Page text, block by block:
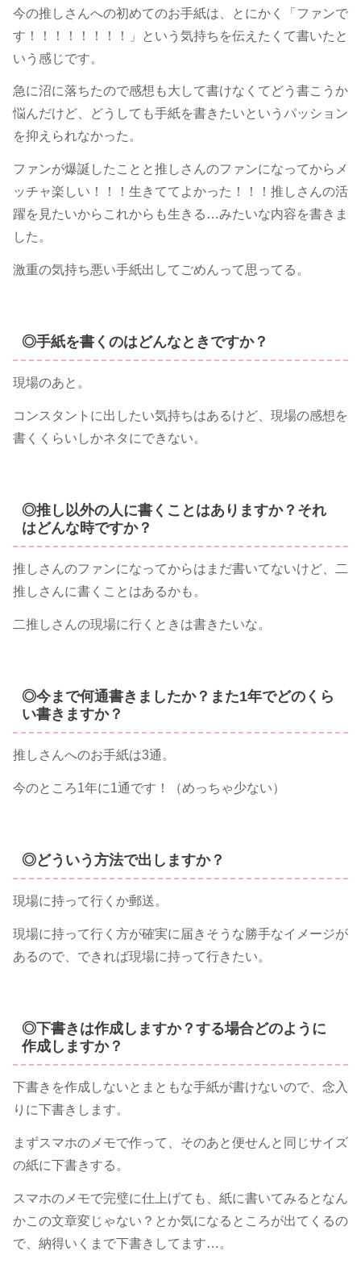
今の推しさんへの初めてのお手紙は、とにかく「ファンで
す！！！！！！！！」という気持ちを伝えたくて書いたと
いう感じです。
急に沼に落ちたので感想も大して書けなくてどう書こうか
悩んだけど、どうしても手紙を書きたいというパッション
を抑えられなかった。
ファンが爆誕したことと推しさんのファンになってからメ
ッチャ楽しい！！！生きててよかった！！！推しさんの活
躍を見たいからこれからも生きる…みたいな内容を書きま
した。
激重の気持ち悪い手紙出してごめんって思ってる。
◎手紙を書くのはどんなときですか？
現場のあと。
コンスタントに出したい気持ちはあるけど、現場の感想を
書くくらいしかネタにできない。
◎推し以外の人に書くことはありますか？それ
はどんな時ですか？
推しさんのファンになってからはまだ書いてないけど、二
推しさんに書くことはあるかも。
二推しさんの現場に行くときは書きたいな。
◎今まで何通書きましたか？また1年でどのくら
い書きますか？
推しさんへのお手紙は3通。
今のところ1年に1通です！（めっちゃ少ない）
◎どういう方法で出しますか？
現場に持って行くか郵送。
現場に持って行く方が確実に届きそうな勝手なイメージが
あるので、できれば現場に持って行きたい。
◎下書きは作成しますか？する場合どのように
作成しますか？
下書きを作成しないとまともな手紙が書けないので、念入
りに下書きします。
まずスマホのメモで作って、そのあと便せんと同じサイズ
の紙に下書きする。
スマホのメモで完璧に仕上げても、紙に書いてみるとなん
かこの文章変じゃない？とか気になるところが出てくるの
で、納得いくまで下書きしてます…。